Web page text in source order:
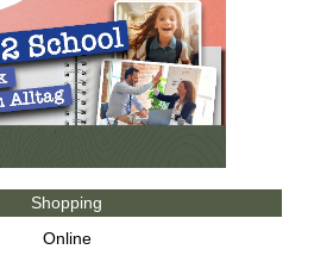
Shopping
Online